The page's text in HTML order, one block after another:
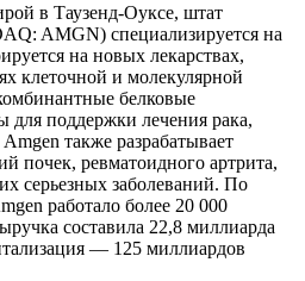
в Таузенд-Оуксе, штат
AMGN) специализируется на
на новых лекарствах,
клеточной и молекулярной
белковые
для поддержки лечения рака,
также разрабатывает
почек, ревматоидного артрита,
серьезных заболеваний. По
работало более 20 000
составила 22,8 миллиарда
— 125 миллиардов